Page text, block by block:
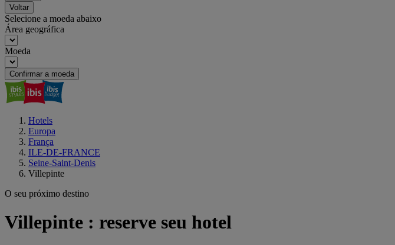
Voltar
Selecione a moeda abaixo
Área geográfica
Moeda
Confirmar a moeda
Hotels
Europa
França
ILE-DE-FRANCE
Seine-Saint-Denis
Villepinte
O seu próximo destino
Villepinte : reserve seu hotel